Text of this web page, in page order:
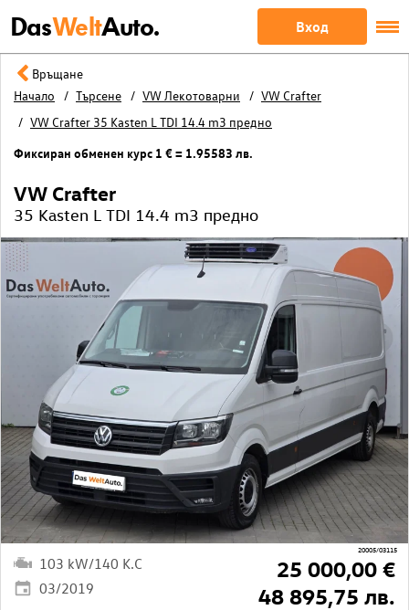
DasWeltAuto. Вход
Връщане
Начало
Търсене VW Лекотоварни
VW Crafter
VW Crafter 35 Kasten L TDI 14.4 m3 предно
Фиксиран обменен курс 1 € = 1.95583 лв.
20005/03115
VW Crafter
35 Kasten L TDI 14.4 m3 предно
103 kW/140 K.C
03/2019
25 000,00 €
48 895,75 лв.